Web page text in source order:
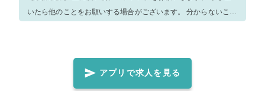
いたら他のことをお願いする場合がございます。 分からないこと
事しましょう！ ◆飲食店就業未経験でもOK！ ◆明るく笑顔で大
きな声で働いていただける方大歓迎！ ◆自ら率先してテキパキと
動ける方大歓迎！
アプリで求人を見る